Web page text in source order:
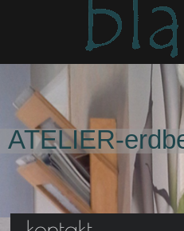
ATELIER-